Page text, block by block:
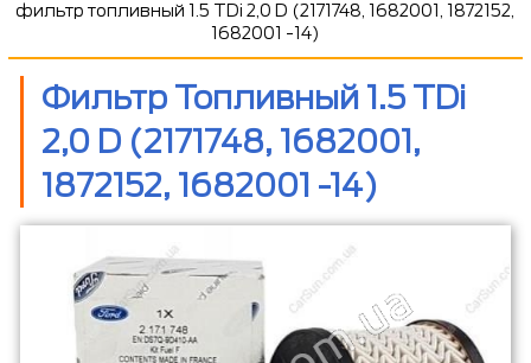
фильтр топливный 1.5 TDi 2,0 D (2171748, 1682001, 1872152,
1682001 -14)
Фильтр Топливный 1.5 TDi
2,0 D (2171748, 1682001,
1872152, 1682001 -14)